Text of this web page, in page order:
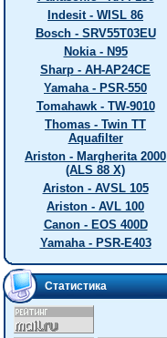
Indesit - WISL 86
Bosch - SRV55T03EU
Nokia - N95
Sharp - AH-AP24CE
Yamaha - PSR-550
Tomahawk - TW-9010
Thomas - Twin TT
Aquafilter
Ariston - Margherita 2000
(ALS 88 X)
Ariston - AVSL 105
Ariston - AVL 100
Canon - EOS 400D
Yamaha - PSR-E403
Статистика